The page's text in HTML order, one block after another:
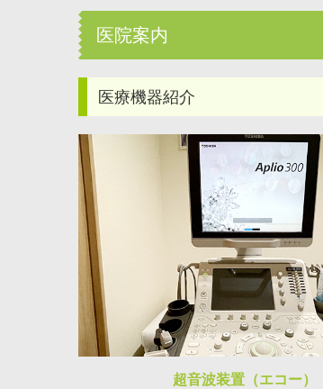
医院案内
医療機器紹介
超音波装置（エコー）